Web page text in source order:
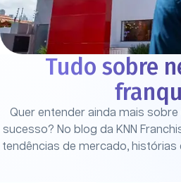
Tudo sobre
Quer entender ainda mais
sucesso? No blog da KNN
tendências de mercado,